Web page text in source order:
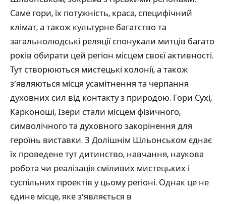
Саме гори, їх потужність, краса, специфічний
клімат, а також культурне багатство та
загальнолюдські реляції спонукали митців багато
років обирати цей регіон місцем своєї активності.
Тут створюються мистецькі колонії, а також
з’являються місця усамітнення та черпання
духовних сил від контакту з природою. Гори Сухі,
Карконоші, Ізери стали місцем фізичного,
символічного та духовного закорінення для
героїнь виставки. З Долішнім Шльонськом єднає
їх проведене тут дитинство, навчання, наукова
робота чи реалізація сміливих мистецьких і
суспільних проектів у цьому регіоні. Однак це не
єдине місце, яке з’являється в